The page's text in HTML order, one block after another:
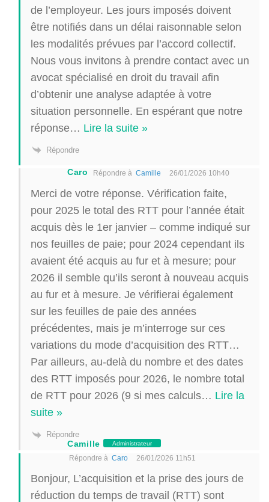
de l’employeur. Les jours imposés doivent
être notifiés dans un délai raisonnable selon
les modalités prévues par l’accord collectif.
Nous vous invitons à prendre contact avec un
avocat spécialisé en droit du travail afin
d’obtenir une analyse adaptée à votre
situation personnelle. En espérant que notre
réponse… Lire la suite »
Répondre
Caro Répondre à Camille 26/01/2026 10h40
Merci de votre réponse. Vérification faite,
pour 2025 le total des RTT pour l’année était
acquis dès le 1er janvier – comme indiqué sur
nos feuilles de paie; pour 2024 cependant ils
avaient été acquis au fur et à mesure; pour
2026 il semble qu’ils seront à nouveau acquis
au fur et à mesure. Je vérifierai également
sur les feuilles de paie des années
précédentes, mais je m’interroge sur ces
variations du mode d’acquisition des RTT…
Par ailleurs, au-delà du nombre et des dates
des RTT imposés pour 2026, le nombre total
de RTT pour 2026 (9 si mes calculs… Lire la
suite »
Répondre
Camille Administrateur
Répondre à Caro 26/01/2026 11h51
Bonjour, L’acquisition et la prise des jours de
réduction du temps de travail (RTT) sont